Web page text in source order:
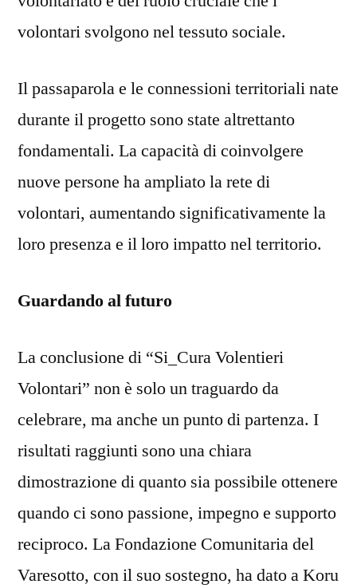
volontari svolgono nel tessuto sociale.
Il passaparola e le connessioni territoriali nate
durante il progetto sono state altrettanto
fondamentali. La capacità di coinvolgere
nuove persone ha ampliato la rete di
volontari, aumentando significativamente la
loro presenza e il loro impatto nel territorio.
Guardando al futuro
La conclusione di “Si_Cura Volentieri
Volontari” non è solo un traguardo da
celebrare, ma anche un punto di partenza. I
risultati raggiunti sono una chiara
dimostrazione di quanto sia possibile ottenere
quando ci sono passione, impegno e supporto
reciproco. La Fondazione Comunitaria del
Varesotto, con il suo sostegno, ha dato a Koru